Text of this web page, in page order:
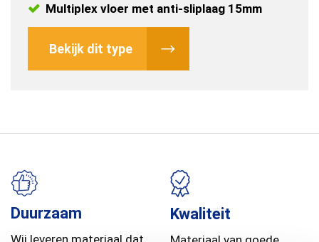
Multiplex vloer met anti-sliplaag 15mm
Bekijk dit type
Duurzaam
Wij leveren materiaal dat
Kwaliteit